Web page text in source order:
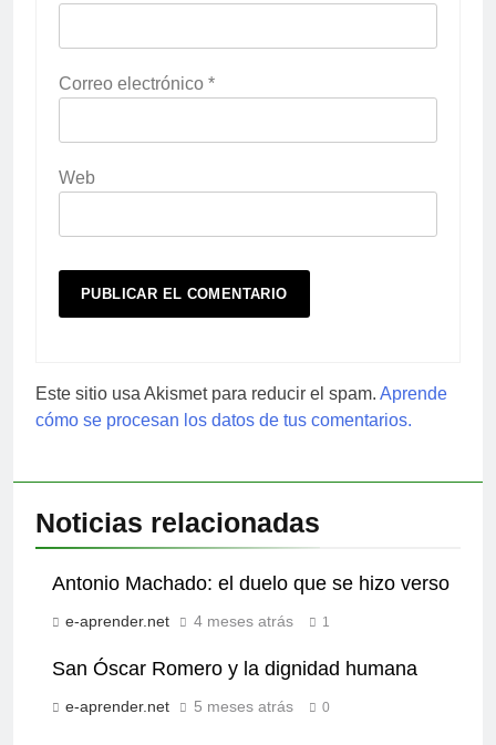
Correo electrónico *
Web
Este sitio usa Akismet para reducir el spam. Aprende
cómo se procesan los datos de tus comentarios.
Noticias relacionadas
Antonio Machado: el duelo que se hizo verso
e-aprender.net 4 meses atrás 1
San Óscar Romero y la dignidad humana
e-aprender.net 5 meses atrás 0